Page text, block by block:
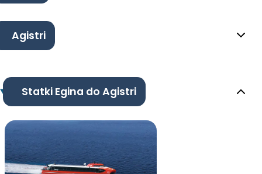
Agistri
Statki Egina do Agistri